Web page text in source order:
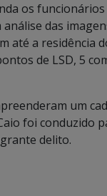
os
análise das
até a residência
de LSD, 5
um
foi conduzido
delito.